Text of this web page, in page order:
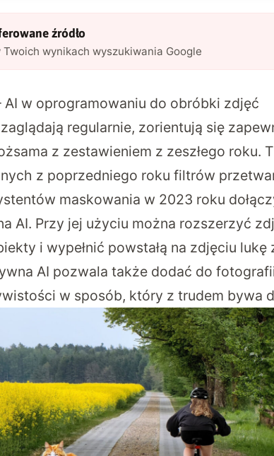
źródło
wynikach wyszukiwania Google
AI w oprogramowaniu do obróbki zdjęć
regularnie, zorientują się
z zestawieniem z zeszłego roku.
z poprzedniego roku filtrów
maskowania w 2023 roku
AI. Przy jej użyciu można rozszerzyć
i wypełnić powstałą na zdjęciu lukę
AI pozwala także dodać do
w sposób, który z trudem bywa